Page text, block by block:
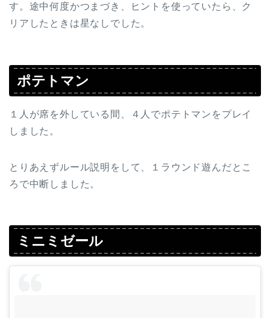
す。途中何度かつまづき、ヒントを使っていたら、ク
リアしたときは星なしでした。
ポテトマン
１人が席を外している間、４人でポテトマンをプレイ
しました。
とりあえずルール説明をして、１ラウンド遊んだとこ
ろで中断しました。
ミニミゼール